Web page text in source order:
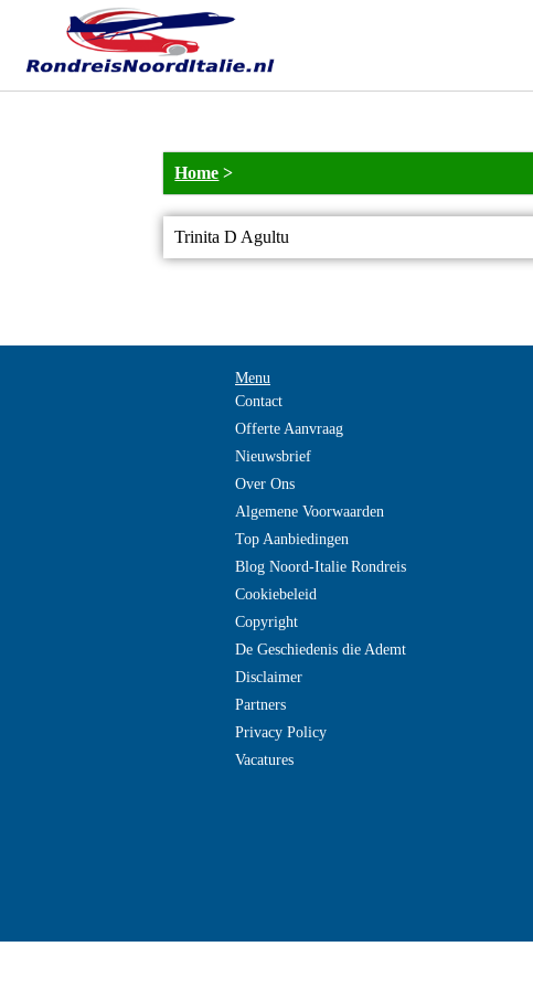
Home >
Trinita D Agultu
Menu
Contact
Offerte Aanvraag
Nieuwsbrief
Over Ons
Algemene Voorwaarden
Top Aanbiedingen
Blog Noord-Italie Rondreis
Cookiebeleid
Copyright
De Geschiedenis die Ademt
Disclaimer
Partners
Privacy Policy
Vacatures